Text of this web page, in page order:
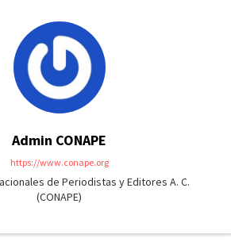
Admin CONAPE
https://www.conape.org
de Periodistas y Editores A. C.
(CONAPE)